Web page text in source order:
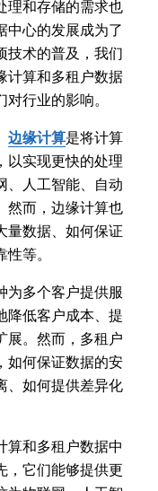
理和存储的需求也
中心的发展成为了
技术的普及，我们
计算和多租户数据
行业的影响。
边缘计算是将计算
以实现更快的处理
、人工智能、自动
然而，边缘计算也
量数据、如何保证
等。
为多个客户提供服
降低客户成本、提
展。然而，多租户
如何保证数据的安
、如何提供差异化
算和多租户数据中
，它们能够提供更